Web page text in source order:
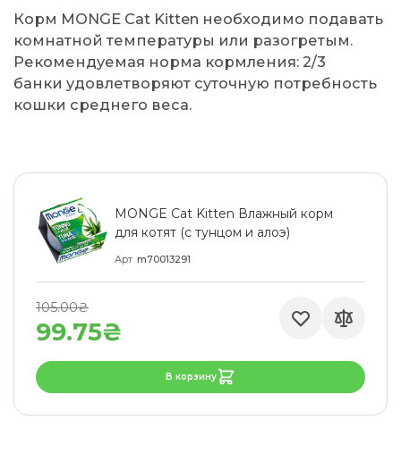
Корм MONGE Cat Kitten необходимо подавать
комнатной температуры или разогретым.
Рекомендуемая норма кормления: 2/3
банки удовлетворяют суточную потребность
кошки среднего веса.
MONGE Cat Kitten Влажный корм
для котят (с тунцом и алоэ)
Арт m70013291
99.75₴
105.00₴
В корзину